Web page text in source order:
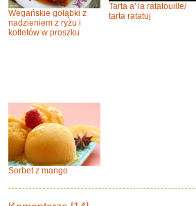
Wegańskie gołąbki z
nadzieniem z ryżu i
kotletów w proszku
Tarta a' la ratatouille/
tarta ratatuj
Sorbet z mango